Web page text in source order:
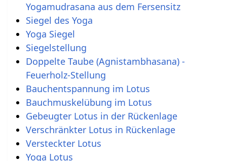
Yogamudrasana aus dem Fersensitz
Siegel des Yoga
Yoga Siegel
Siegelstellung
Doppelte Taube (Agnistambhasana) -
Feuerholz-Stellung
Bauchentspannung im Lotus
Bauchmuskelübung im Lotus
Gebeugter Lotus in der Rückenlage
Verschränkter Lotus in Rückenlage
Versteckter Lotus
Yoga Lotus